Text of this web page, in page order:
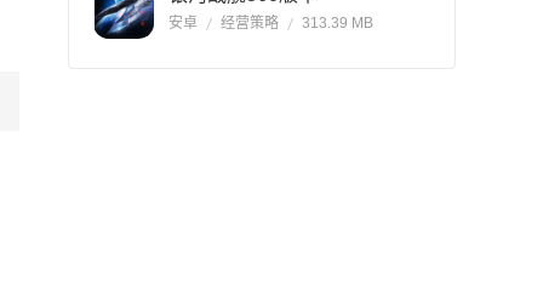
安卓 经营策略 313.39 MB